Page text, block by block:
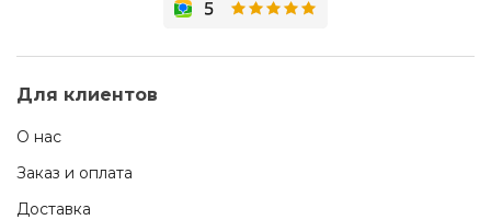
Для клиентов
О нас
Заказ и оплата
Доставка